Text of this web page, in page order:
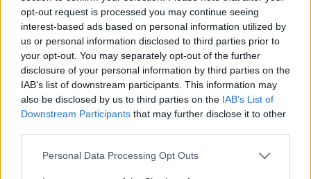
opt-out request is processed you may continue seeing
interest-based ads based on personal information utilized by
us or personal information disclosed to third parties prior to
your opt-out. You may separately opt-out of the further
disclosure of your personal information by third parties on the
IAB’s list of downstream participants. This information may
also be disclosed by us to third parties on the IAB’s List of
Downstream Participants that may further disclose it to other
Please note that this website/app uses one or more Google
Personal Data Processing Opt Outs
Stohl András az Istenítéletben (fotó: Szalontai Ábel)
A Blikk saját informátorára hivatkozva arrólszámol
be, hogy noha Stohl András szeretett a
Vígszínházban dolgozni, az anyaszínházon kívüli
több egyeztetési nehézségbe ütköztek. Egyelőre nem